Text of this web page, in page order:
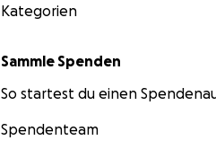
Kategorien
Sammle Spenden
So startest du einen
Spendenteam